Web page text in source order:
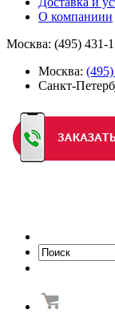
О компаниии
Москва: (495) 431-
Москва: (495)
Санкт-